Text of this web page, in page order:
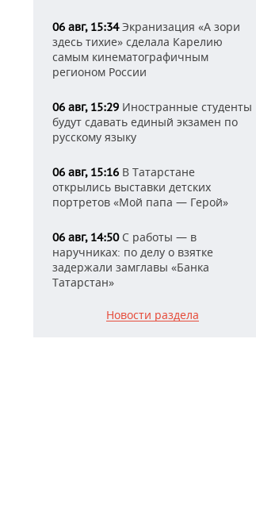
06 авг, 15:34Экранизация «А зори
здесь тихие» сделала Карелию
самым кинематографичным
регионом России
06 авг, 15:29 Иностранные студенты
будут сдавать единый экзамен по
русскому языку
06 авг, 15:16 В Татарстане
открылись выставки детских
портретов «Мой папа — Герой»
06 авг, 14:50С работы — в
наручниках: по делу о взятке
задержали замглавы «Банка
Татарстан»
Новости раздела